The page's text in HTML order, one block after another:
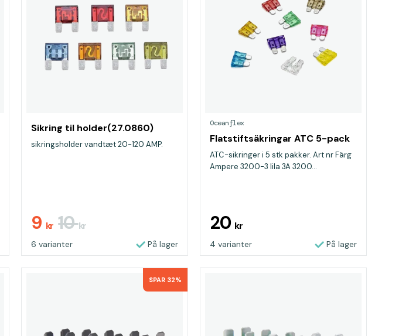
Sikring til holder(27.0860)
sikringsholder vandtæt 20-120 AMP.
9 kr 10kr
6 varianter På lager
Oceanflex
Flatstiftsäkringar ATC 5-pack
ATC-sikringer i 5 stk pakker. Art nr Färg
Ampere 3200-3 lila 3A 3200...
20 kr
4 varianter På lager
SPAR 32%